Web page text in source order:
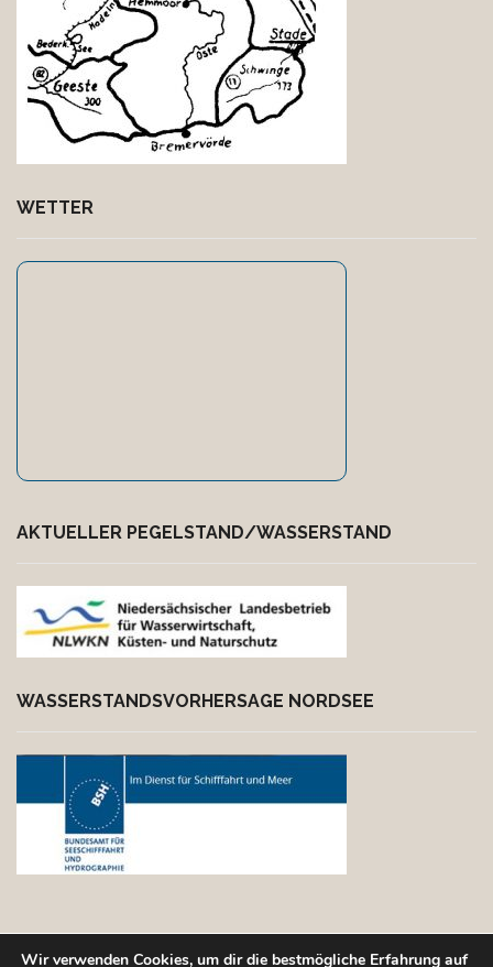
WETTER
AKTUELLER PEGELSTAND/WASSERSTAND
WASSERSTANDSVORHER­SAGE NORDSEE
Wir verwenden Cookies, um dir die bestmögliche Erfahrung auf